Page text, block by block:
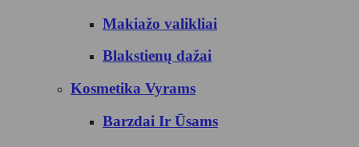
Makiažo valikliai
Blakstienų dažai
Kosmetika Vyrams
Barzdai Ir Ūsams